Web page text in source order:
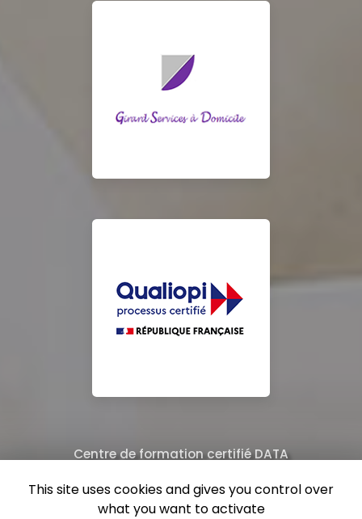
Centre de formation certifié DATA
This site uses cookies and gives you control over
what you want to activate